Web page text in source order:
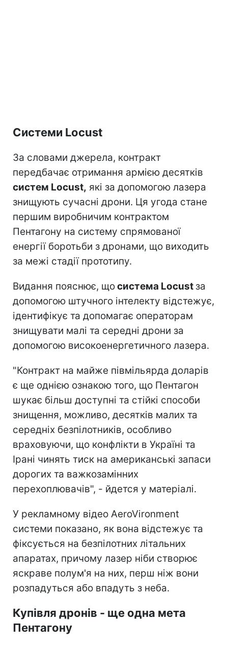
Системи Locust
За словами джерела, контракт
передбачає отримання армією десятків
систем Locust, які за допомогою лазера
знищують сучасні дрони. Ця угода стане
першим виробничим контрактом
Пентагону на систему спрямованої
енергії боротьби з дронами, що виходить
за межі стадії прототипу.
Видання пояснює, щосистема Locust за
допомогою штучного інтелекту відстежує,
ідентифікує та допомагає операторам
знищувати малі та середні дрони за
допомогою високоенергетичного лазера.
"Контракт на майже півмільярда доларів
є ще однією ознакою того, що Пентагон
шукає більш доступні та стійкі способи
знищення, можливо, десятків малих та
середніх безпілотників, особливо
враховуючи, що конфлікти в Україні та
Ірані чинять тиск на американські запаси
дорогих та важкозамінних
перехоплювачів", - йдется у матеріалі.
У рекламному відео AeroVironment
системи показано, як вона відстежує та
фіксується на безпілотних літальних
апаратах, причому лазер ніби створює
яскраве полум'я на них, перш ніж вони
розпадуться або впадуть з неба.
Купівля дронів - ще одна мета
Пентагону